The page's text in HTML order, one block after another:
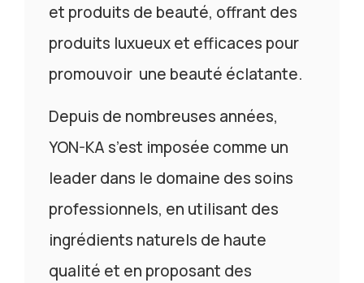
et produits de beauté, offrant des
produits luxueux et efficaces pour
promouvoir une beauté éclatante.
Depuis de nombreuses années,
YON-KA s’est imposée comme un
leader dans le domaine des soins
professionnels, en utilisant des
ingrédients naturels de haute
qualité et en proposant des